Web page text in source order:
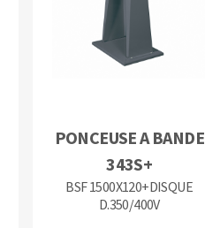
PONCEUSE A BANDE
343S+
BSF 1500X120+DISQUE
D.350/400V